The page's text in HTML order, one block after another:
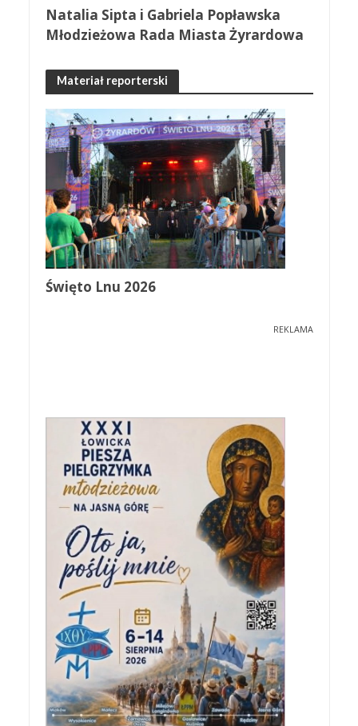
Natalia Sipta i Gabriela Popławska
Młodzieżowa Rada Miasta Żyrardowa
Materiał reporterski
Święto Lnu 2026
REKLAMA